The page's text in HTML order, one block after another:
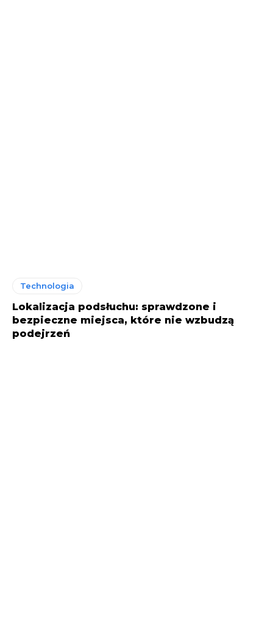
Technologia
Lokalizacja podsłuchu: sprawdzone i
bezpieczne miejsca, które nie wzbudzą
podejrzeń